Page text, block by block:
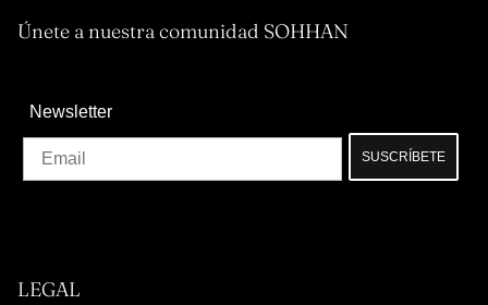
Únete a nuestra comunidad SOHHAN
Newsletter
SUSCRÍBETE
LEGAL